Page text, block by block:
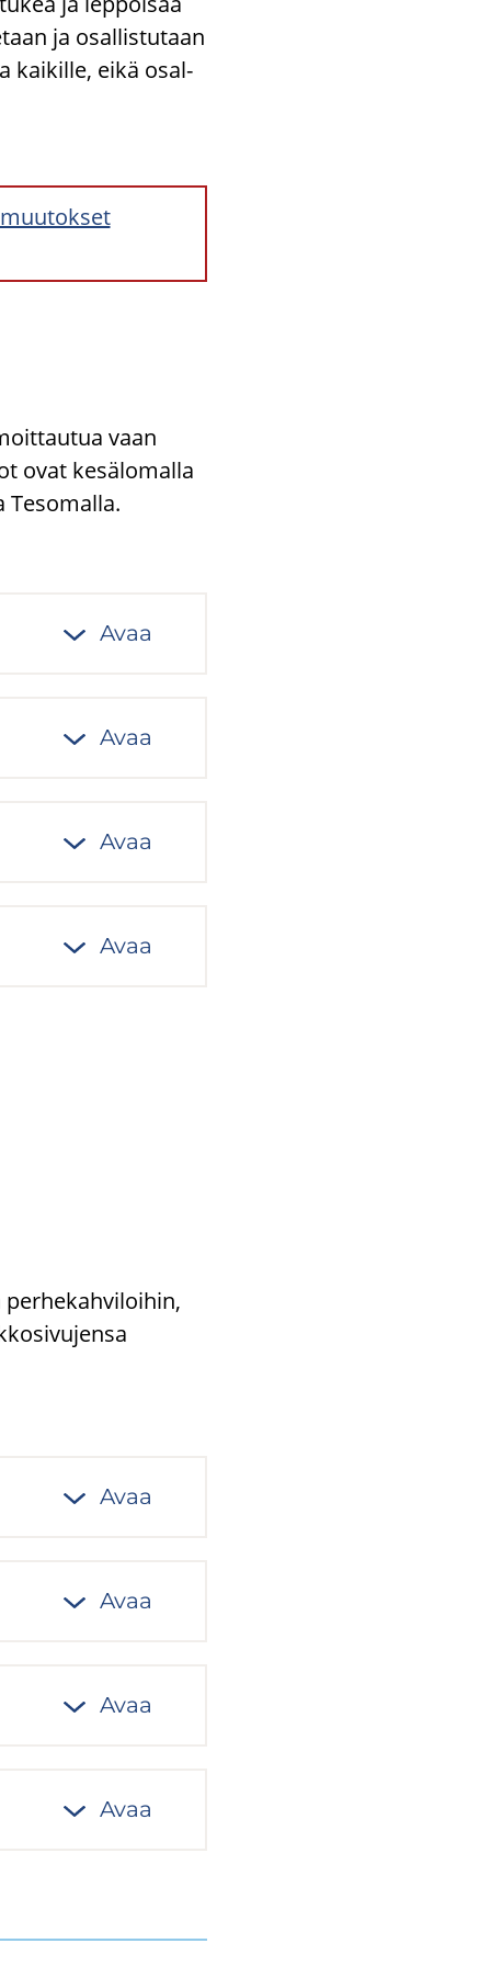
ja osal­lis­tu­taan
kai­kil­le, eikä osal­
vaan
ovat kesälomalla
Tesomalla.
Avaa
Avaa
Avaa
Avaa
Avaa
Avaa
Avaa
Avaa